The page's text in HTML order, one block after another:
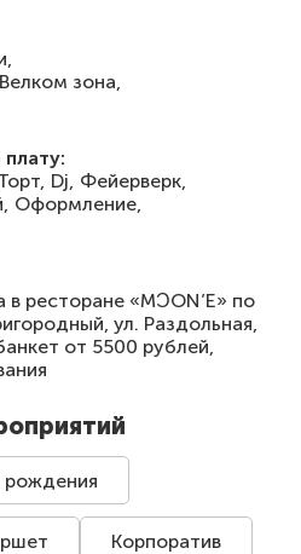
Велком зона,
Dj, Фейерверк,
Оформление,
ресторане «MƆON’E» по
ул. Раздольная,
от 5500 рублей,
рождения
Корпоратив